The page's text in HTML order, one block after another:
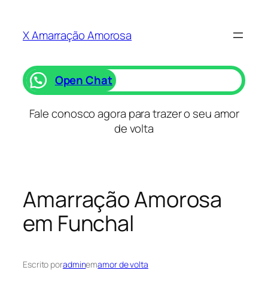
X Amarração Amorosa
Open Chat
Fale conosco agora para trazer o seu amor
de volta
Amarração Amorosa
em Funchal
Escrito poradminemamor de volta